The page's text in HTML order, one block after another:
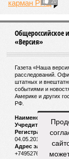
Общероссийское
«Версия»
Газета «Наша
расследований.
штатных и
событиями и
Америке и других
РФ.
Наименование:
Учредитель:
ООО
Регистрационный
04.05.2018 г.
Адрес
+74952760348